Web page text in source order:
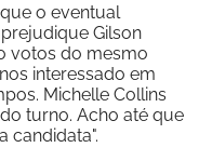
o eventual
Gilson
votos do mesmo
interessado em
Michelle Collins
turno. Acho até que
candidata".